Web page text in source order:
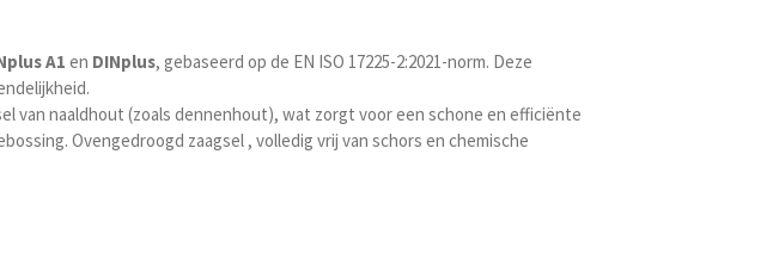
A1 en DINplus, gebaseerd op de EN ISO 17225-2:2021-norm. Deze
van naaldhout (zoals dennenhout), wat zorgt voor een schone en efficiënte
Ovengedroogd zaagsel , volledig vrij van schors en chemische